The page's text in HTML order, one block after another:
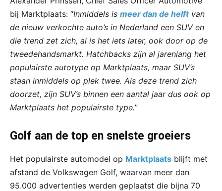
bij Marktplaats: “Inmiddels is meer dan de helftvan
de nieuw verkochte auto’s in Nederland een SUV en
die trend zet zich, al is het iets later, ook door op de
tweedehandsmarkt. Hatchbacks zijn al jarenlang het
populairste autotype op Marktplaats, maar SUV’s
staan inmiddels op plek twee. Als deze trend zich
doorzet, zijn SUV’s binnen een aantal jaar dus ook op
Marktplaats het populairste type.”
Golf aan de top en snelste groeiers
Het populairste automodel op Marktplaats blijft met
afstand de Volkswagen Golf, waarvan meer dan
95.000 advertenties werden geplaatst die bijna 70